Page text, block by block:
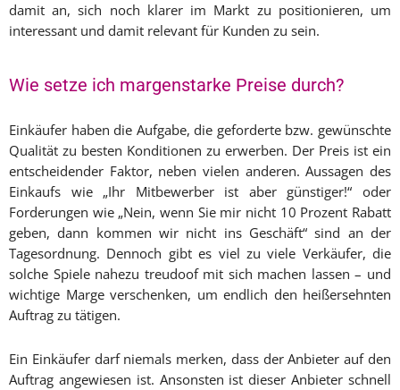
damit an, sich noch klarer im Markt zu positionieren, um
interessant und damit relevant für Kunden zu sein.
Wie setze ich margenstarke Preise durch?
Einkäufer haben die Aufgabe, die geforderte bzw. gewünschte
Qualität zu besten Konditionen zu erwerben. Der Preis ist ein
entscheidender Faktor, neben vielen anderen. Aussagen des
Einkaufs wie „Ihr Mitbewerber ist aber günstiger!“ oder
Forderungen wie „Nein, wenn Sie mir nicht 10 Prozent Rabatt
geben, dann kommen wir nicht ins Geschäft“ sind an der
Tagesordnung. Dennoch gibt es viel zu viele Verkäufer, die
solche Spiele nahezu treudoof mit sich machen lassen – und
wichtige Marge verschenken, um endlich den heißersehnten
Auftrag zu tätigen.
Ein Einkäufer darf niemals merken, dass der Anbieter auf den
Auftrag angewiesen ist. Ansonsten ist dieser Anbieter schnell